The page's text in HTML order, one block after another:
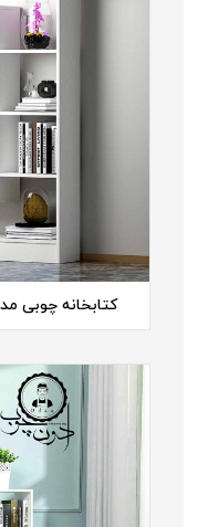
کتابخانه چوبی